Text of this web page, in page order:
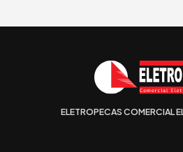
ELETROPECAS COMERCIAL